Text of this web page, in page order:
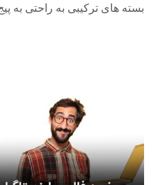
بسته های ترکیبی به راحتی به